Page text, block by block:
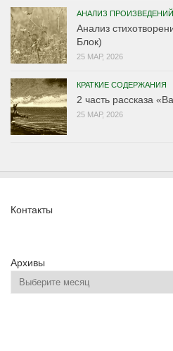
АНАЛИЗ ПРОИЗВЕДЕНИЙ
Анализ
Блок)
25 МАР, 2026
КРАТКИЕ СОДЕРЖАНИЯ
2 часть рассказа
25 МАР, 2026
Контакты
Архивы